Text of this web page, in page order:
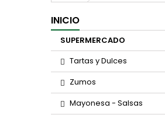
INICIO
SUPERMERCADO
Tartas y Dulces
Zumos
Mayonesa - Salsas